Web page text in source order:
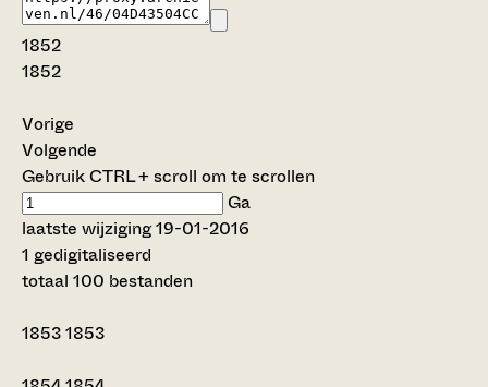
1852
1852
Vorige
Volgende
Gebruik CTRL + scroll om te scrollen
Ga
laatste wijziging 19-01-2016
1 gedigitaliseerd
totaal 100 bestanden
18531853